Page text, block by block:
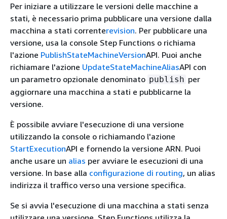
Per iniziare a utilizzare le versioni delle macchine a
stati, è necessario prima pubblicare una versione dalla
macchina a stati correnterevision. Per pubblicare una
versione, usa la console Step Functions o richiama
l'azione PublishStateMachineVersionAPI. Puoi anche
richiamare l'azione UpdateStateMachineAliasAPI con
un parametro opzionale denominato publish per
aggiornare una macchina a stati e pubblicarne la
versione.
È possibile avviare l'esecuzione di una versione
utilizzando la console o richiamando l'azione
StartExecutionAPI e fornendo la versione ARN. Puoi
anche usare un alias per avviare le esecuzioni di una
versione. In base alla configurazione di routing, un alias
indirizza il traffico verso una versione specifica.
Se si avvia l'esecuzione di una macchina a stati senza